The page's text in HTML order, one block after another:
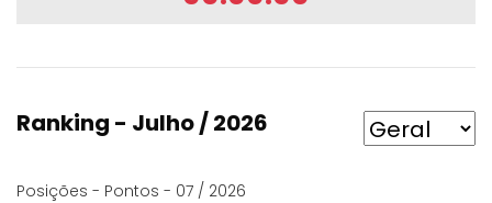
Ranking - Julho / 2026
Posições - Pontos - 07 / 2026